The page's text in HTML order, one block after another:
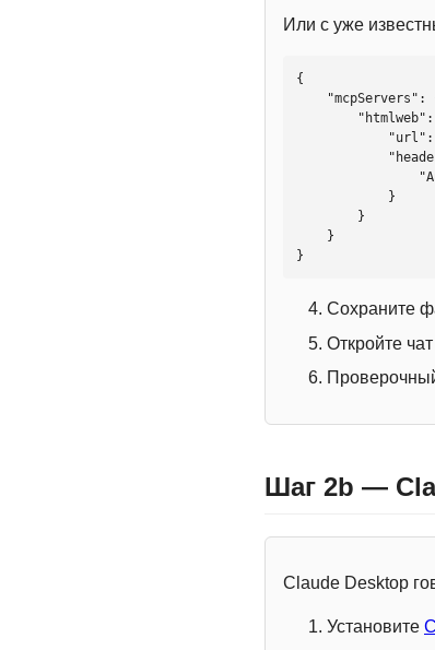
Или с уже
{
}
Сохраните
Откройте
Шаг 2b —
Claude Desktop
Установите